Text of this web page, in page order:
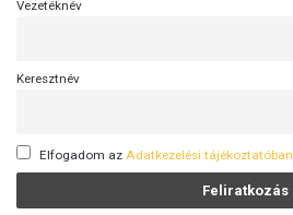
Vezetéknév
Keresztnév
Elfogadom az Adatkezelési tájékoztatóban